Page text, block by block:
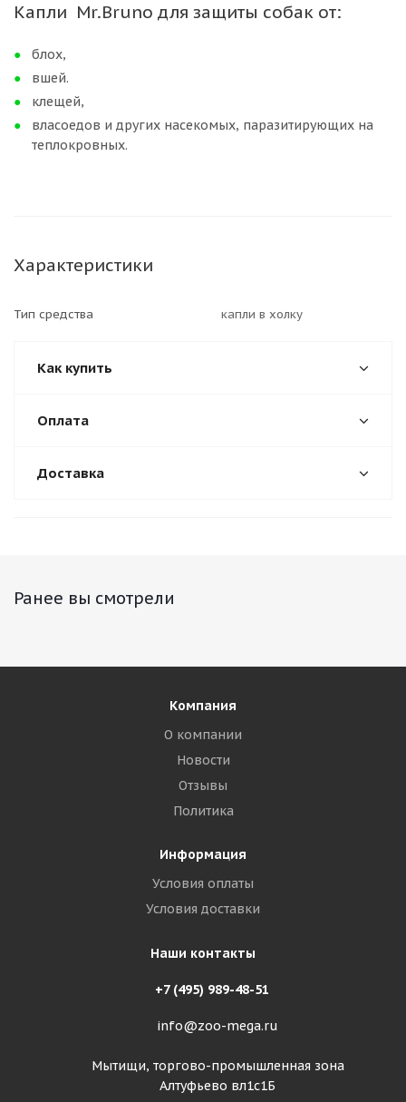
Капли Mr.Bruno для защиты собак от:
блох,
вшей.
клещей,
власоедов и других насекомых, паразитирующих на
теплокровных.
Характеристики
Тип средства капли в холку
Как купить
Оплата
Доставка
Ранее вы смотрели
Компания
О компании
Новости
Отзывы
Политика
Информация
Условия оплаты
Условия доставки
Наши контакты
+7 (495) 989-48-51
info@zoo-mega.ru
Мытищи, торгово-промышленная зона
Алтуфьево вл1с1Б